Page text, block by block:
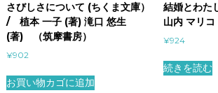
さびしさについて (ちくま文庫）
/ 植本 一子 (著) 滝口 悠生
(著) （筑摩書房）
¥902
お買い物カゴに追加
結婚とわた
山内 マリコ
¥924
続きを読む